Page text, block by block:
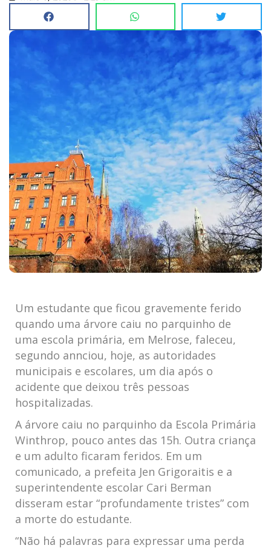
Um estudante que ficou gravemente ferido
quando uma árvore caiu no parquinho de
uma escola primária, em Melrose, faleceu,
segundo annciou, hoje, as autoridades
municipais e escolares, um dia após o
acidente que deixou três pessoas
hospitalizadas.
A árvore caiu no parquinho da Escola Primária
Winthrop, pouco antes das 15h. Outra criança
e um adulto ficaram feridos. Em um
comunicado, a prefeita Jen Grigoraitis e a
superintendente escolar Cari Berman
disseram estar “profundamente tristes” com
a morte do estudante.
“Não há palavras para expressar uma perda